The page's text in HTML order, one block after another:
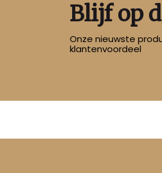
Blijf op
Onze nieuwste
klantenvoordeel